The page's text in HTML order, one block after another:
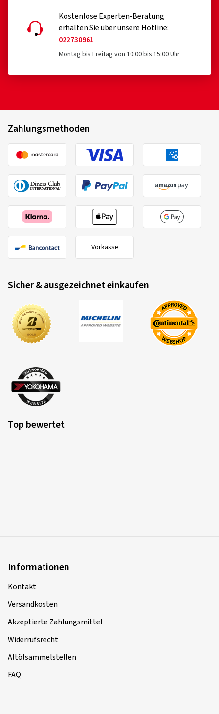
Kostenlose Experten-Beratung
erhalten Sie über unsere Hotline:
022730961
Montag bis Freitag von 10:00 bis 15:00 Uhr
Zahlungsmethoden
Vorkasse
Sicher & ausgezeichnet einkaufen
Top bewertet
Informationen
Kontakt
Versandkosten
Akzeptierte Zahlungsmittel
Widerrufsrecht
Altölsammelstellen
FAQ